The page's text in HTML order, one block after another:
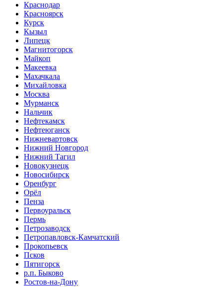
Краснодар
Красноярск
Курск
Кызыл
Липецк
Магнитогорск
Майкоп
Макеевка
Махачкала
Михайловка
Москва
Мурманск
Нальчик
Нефтекамск
Нефтеюганск
Нижневартовск
Нижний Новгород
Нижний Тагил
Новокузнецк
Новосибирск
Оренбург
Орёл
Пенза
Первоуральск
Пермь
Петрозаводск
Петропавловск-Камчатский
Прокопьевск
Псков
Пятигорск
р.п. Быково
Ростов-на-Дону